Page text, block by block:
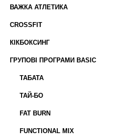
ВАЖКА АТЛЕТИКА
CROSSFIT
КІКБОКСИНГ
ГРУПОВІ ПРОГРАМИ BASIC
ТАБАТА
ТАЙ-БО
FAT BURN
FUNCTIONAL MIX